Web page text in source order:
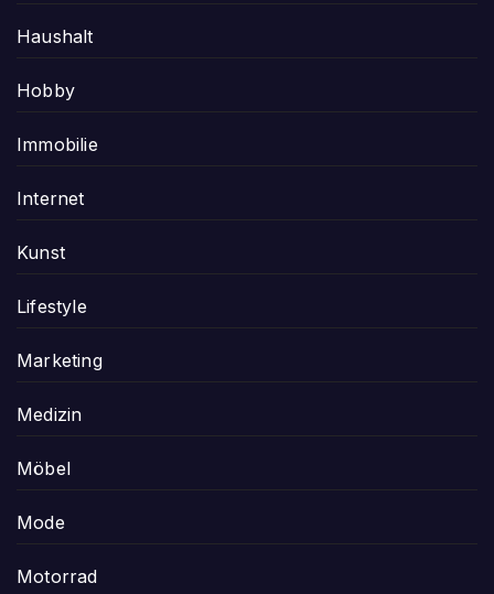
Haushalt
Hobby
Immobilie
Internet
Kunst
Lifestyle
Marketing
Medizin
Möbel
Mode
Motorrad